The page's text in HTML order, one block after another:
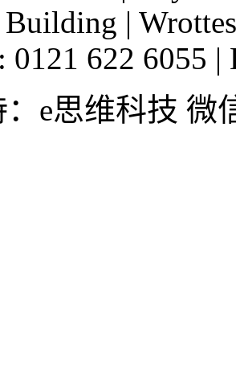
Building |
0121 622 6055 |
e思维科技 微